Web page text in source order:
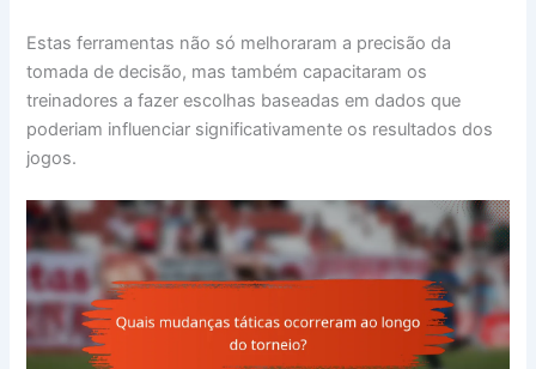
Estas ferramentas não só melhoraram a precisão da
tomada de decisão, mas também capacitaram os
treinadores a fazer escolhas baseadas em dados que
poderiam influenciar significativamente os resultados dos
jogos.